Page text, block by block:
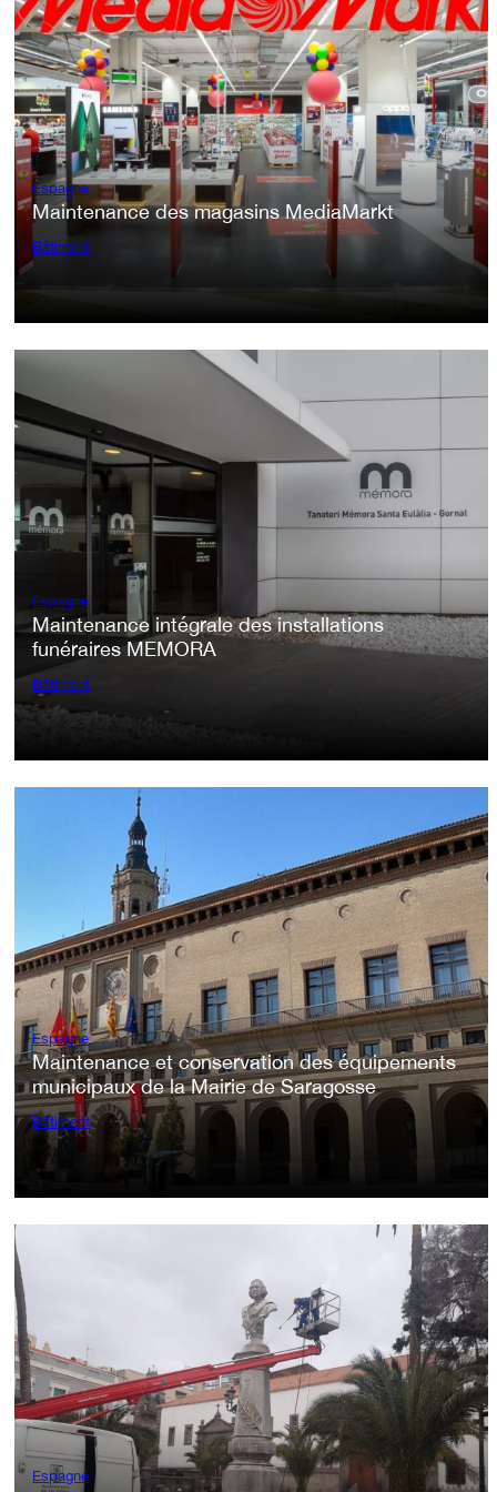
Espagne
Maintenance des magasins MediaMarkt
Bâtiment
Espagne
Maintenance intégrale des installations
funéraires MEMORA
Bâtiment
Espagne
Maintenance et conservation des équipements
municipaux de la Mairie de Saragosse
Bâtiment
Espagne